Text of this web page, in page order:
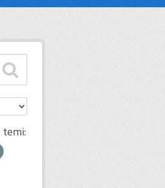
temi: